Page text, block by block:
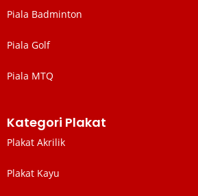
Piala Badminton
Piala Golf
Piala MTQ
Kategori Plakat
Plakat Akrilik
Plakat Kayu